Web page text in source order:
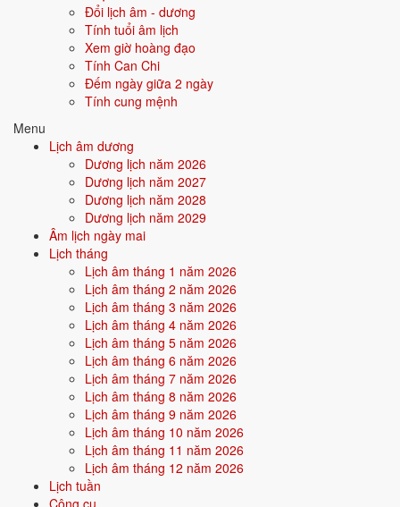
Đổi lịch âm - dương
Tính tuổi âm lịch
Xem giờ hoàng đạo
Tính Can Chi
Đếm ngày giữa 2 ngày
Tính cung mệnh
Menu
Lịch âm dương
Dương lịch năm 2026
Dương lịch năm 2027
Dương lịch năm 2028
Dương lịch năm 2029
Âm lịch ngày mai
Lịch tháng
Lịch âm tháng 1 năm 2026
Lịch âm tháng 2 năm 2026
Lịch âm tháng 3 năm 2026
Lịch âm tháng 4 năm 2026
Lịch âm tháng 5 năm 2026
Lịch âm tháng 6 năm 2026
Lịch âm tháng 7 năm 2026
Lịch âm tháng 8 năm 2026
Lịch âm tháng 9 năm 2026
Lịch âm tháng 10 năm 2026
Lịch âm tháng 11 năm 2026
Lịch âm tháng 12 năm 2026
Lịch tuần
Công cụ
CN ·Nhâm Thân· 5/3 âm
T7 ·Mậu Dần· 11/3 âm
T3 ·Đinh Mão· 30/2 âm
10/4
⛔ NÊN TRÁNH
CN ·Bính Tuất· 19/3 âm
T3 ·Giáp Tuất· 7/3 âm
29/4 T2 ·Giáp Ngọ
Xem ngày tốt cưới hỏi
Khai trương
Trong tháng 4/2030 có 14 ngày tốt cho khai trương. Tốt nhất: 13/4, 25/4,
✅ NGÀY ĐẸP NHẤT
T7 ·Mậu Dần · 11/3 âm
25/4 T5 ·Canh Dần